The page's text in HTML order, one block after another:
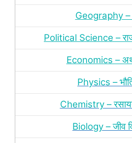
Geography –
Political Science –
Economics –
Physics –
Chemistry –
Biology – जीव